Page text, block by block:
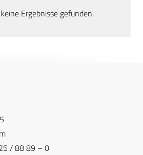
Ergebnisse gefunden.
/ 88 89 – 0